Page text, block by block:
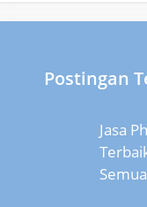
Postingan
Jasa